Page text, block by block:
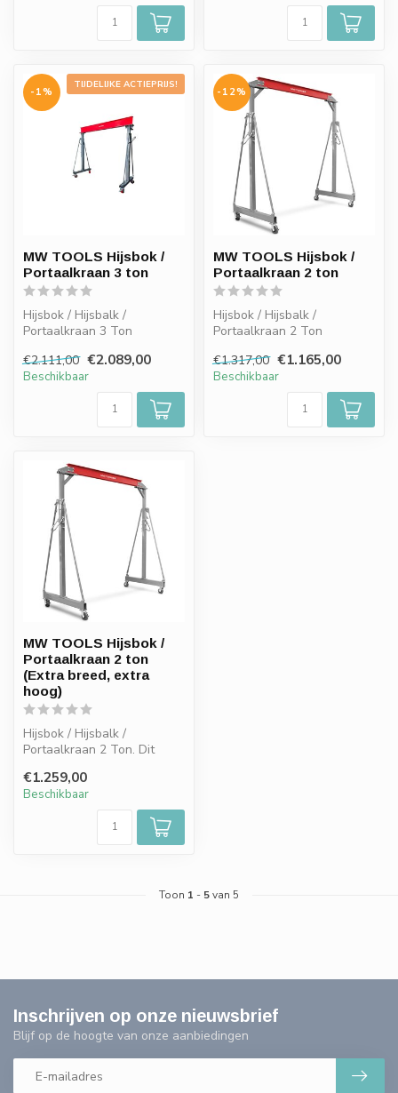
TIJDELIJKE ACTIEPRIJS!
-1%
MW TOOLS Hijsbok /
Portaalkraan 3 ton
Hijsbok / Hijsbalk /
Portaalkraan 3 Ton
€2.111,00 €2.089,00
Beschikbaar
-12%
MW TOOLS Hijsbok /
Portaalkraan 2 ton
Hijsbok / Hijsbalk /
Portaalkraan 2 Ton
€1.317,00 €1.165,00
Beschikbaar
MW TOOLS Hijsbok /
Portaalkraan 2 ton
(Extra breed, extra
hoog)
Hijsbok / Hijsbalk /
Portaalkraan 2 Ton. Dit
extra hoog....
€1.259,00
Beschikbaar
Toon 1 - 5van 5
Inschrijven op onze nieuwsbrief
Blijf op de hoogte van onze aanbiedingen